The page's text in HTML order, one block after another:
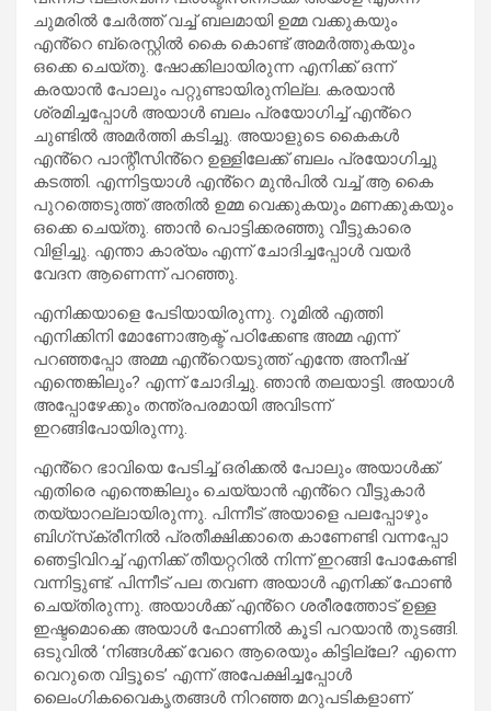
ചുമരില്‍ ചേര്‍ത്ത് വച്ച് ബലമായി ഉമ്മ വക്കുകയും
എൻ്റെ ബ്രെസ്റ്റില്‍ കൈ കൊണ്ട് അമര്‍ത്തുകയും
ഒക്കെ ചെയ്തു. ഷോക്കിലായിരുന്ന എനിക്ക് ഒന്ന്
കരയാന്‍ പോലും പറ്റുണ്ടായിരുനില്ല. കരയാന്‍
ശ്രമിച്ചപ്പോള്‍ അയാള്‍ ബലം പ്രയോഗിച്ച് എൻ്റെ
ചുണ്ടില്‍ അമര്‍ത്തി കടിച്ചു. അയാളുടെ കൈകള്‍
എൻ്റെ പാന്റീസിൻ്റെ ഉള്ളിലേക്ക് ബലം പ്രയോഗിച്ചു
കടത്തി. എന്നിട്ടയാള്‍ എൻ്റെ മുന്‍പില്‍ വച്ച് ആ കൈ
പുറത്തെടുത്ത് അതില്‍ ഉമ്മ വെക്കുകയും മണക്കുകയും
ഒക്കെ ചെയ്തു. ഞാന്‍ പൊട്ടിക്കരഞ്ഞു വീട്ടുകാരെ
വിളിച്ചു. എന്താ കാര്യം എന്ന് ചോദിച്ചപ്പോള്‍ വയര്‍
വേദന ആണെന്ന് പറഞ്ഞു.
എനിക്കയാളെ പേടിയായിരുന്നു. റൂമില്‍ എത്തി
എനിക്കിനി മോണോആക്ട് പഠിക്കേണ്ട അമ്മ എന്ന്
പറഞ്ഞപ്പോ അമ്മ എൻ്റെയടുത്ത് എന്തേ അനീഷ്
എന്തെങ്കിലും? എന്ന് ചോദിച്ചു. ഞാന്‍ തലയാട്ടി. അയാള്‍
അപ്പോഴേക്കും തന്ത്രപരമായി അവിടന്ന്
ഇറങ്ങിപോയിരുന്നു.
എൻ്റെ ഭാവിയെ പേടിച്ച് ഒരിക്കല്‍ പോലും അയാള്‍ക്ക്
എതിരെ എന്തെങ്കിലും ചെയ്യാന്‍ എൻ്റെ വീട്ടുകാര്‍
തയ്യാറല്ലായിരുന്നു. പിന്നീട് അയാളെ പലപ്പോഴും
ബിഗ്‌സ്‌ക്രീനില്‍ പ്രതീക്ഷിക്കാതെ കാണേണ്ടി വന്നപ്പോ
ഞെട്ടിവിറച്ച് എനിക്ക് തീയറ്ററില്‍ നിന്ന് ഇറങ്ങി പോകേണ്ടി
വന്നിട്ടുണ്ട്. പിന്നീട് പല തവണ അയാള്‍ എനിക്ക് ഫോണ്‍
ചെയ്തിരുന്നു. അയാള്‍ക്ക് എൻ്റെ ശരീരത്തോട് ഉള്ള
ഇഷ്ടമൊക്കെ അയാള്‍ ഫോണില്‍ കൂടി പറയാന്‍ തുടങ്ങി.
ഒടുവില്‍ ‘നിങ്ങള്‍ക്ക് വേറെ ആരെയും കിട്ടില്ലേ? എന്നെ
വെറുതെ വിട്ടൂടെ’ എന്ന് അപേക്ഷിച്ചപ്പോള്‍
ലൈംഗികവൈകൃതങ്ങള്‍ നിറഞ്ഞ മറുപടികളാണ്